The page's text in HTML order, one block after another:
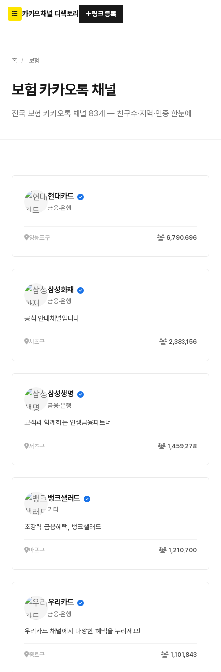
카카오채널 디렉토리 링크 등록
홈 / 보험
보험 카카오톡 채널
전국 보험 카카오톡 채널 83개 — 친구수·지역·인증 한눈에
현대카드
금융·은행
영등포구 6,790,696
삼성화재
금융·은행
공식 안내채널입니다
서초구 2,383,156
삼성생명
금융·은행
고객과 함께하는 인생금융파트너
서초구 1,459,278
뱅크샐러드
기타
초강력 금융혜택, 뱅크샐러드
마포구 1,210,700
우리카드
금융·은행
우리카드 채널에서 다양한 혜택을 누리세요!
종로구 1,101,843